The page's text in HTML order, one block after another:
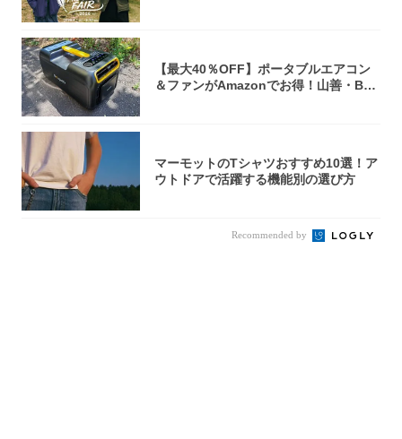
【最大40％OFF】ポータブルエアコン
＆ファンがAmazonでお得！山善・Bo
マーモットのTシャツおすすめ10選！ア
ウトドアで活躍する機能別の選び方
Recommended by